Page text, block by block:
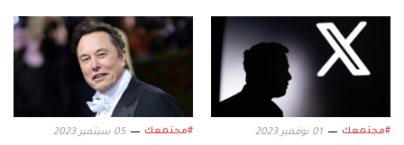
#مجتمعك 01 نوفمبر 2023 #مجتمعك 05 سبتمبر 2023